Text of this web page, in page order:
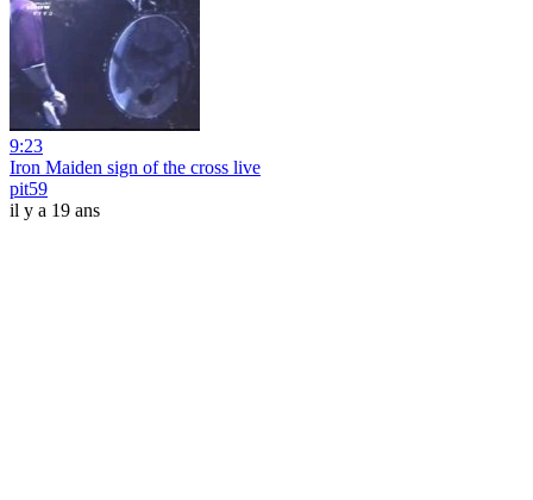
9:23
Iron Maiden sign of the cross live
pit59
il y a 19 ans